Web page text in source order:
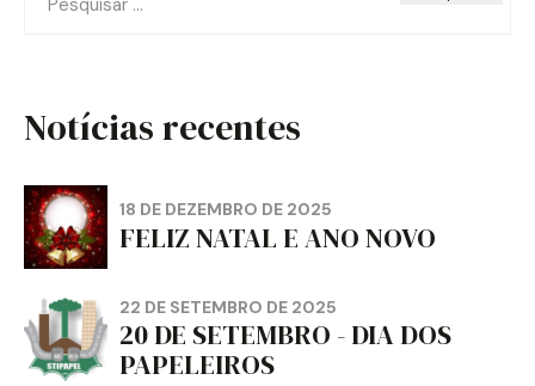
por:
Notícias recentes
18 DE DEZEMBRO DE 2025
FELIZ NATAL E ANO NOVO
22 DE SETEMBRO DE 2025
20 DE SETEMBRO - DIA DOS
PAPELEIROS